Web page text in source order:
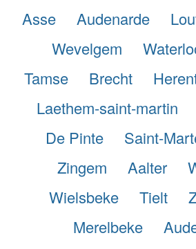
Asse
Audenarde
Wevelgem
Tamse
Brecht
Laethem-saint-martin
De Pinte
Saint-
Zingem
Aalter
Wielsbeke
Tielt
Merelbeke